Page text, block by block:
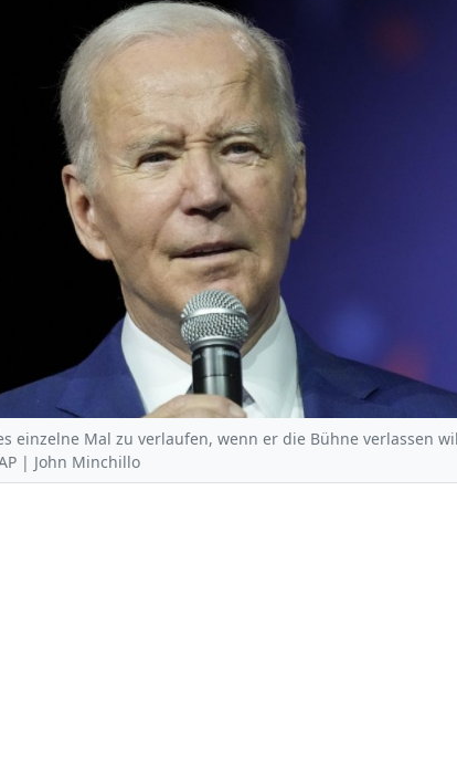
einzelne Mal zu verlaufen, wenn er die Bühne verlassen
| John Minchillo